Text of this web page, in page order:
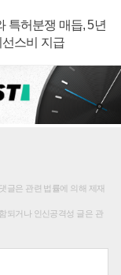
특허분쟁 매듭, 5년
스비 지급
글은 관련 법률에 의해 제재
되거나 인신공격성 글은 관